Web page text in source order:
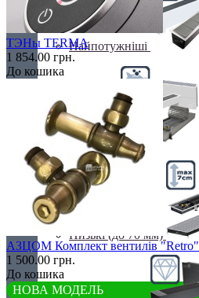
Найпотужніші
Недорогі
Низькі (до 70 мм)
ТЭНы TERMA
1 854.00 грн.
До кошика
АЗЦОМ Комплект вентилів "Retro"
1 500.00 грн.
До кошика
НОВА МОДЕЛЬ